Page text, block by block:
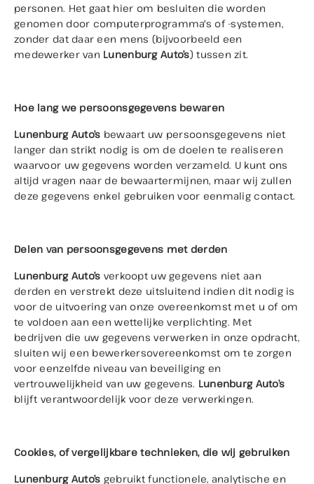
personen. Het gaat hier om besluiten die worden
genomen door computerprogramma's of -systemen,
zonder dat daar een mens (bijvoorbeeld een
medewerker van Lunenburg Auto’s) tussen zit.
Hoe lang we persoonsgegevens bewaren
Lunenburg Auto’s bewaart uw persoonsgegevens niet
langer dan strikt nodig is om de doelen te realiseren
waarvoor uw gegevens worden verzameld. U kunt ons
altijd vragen naar de bewaartermijnen, maar wij zullen
deze gegevens enkel gebruiken voor eenmalig contact.
Delen van persoonsgegevens met derden
Lunenburg Auto’s verkoopt uw gegevens niet aan
derden en verstrekt deze uitsluitend indien dit nodig is
voor de uitvoering van onze overeenkomst met u of om
te voldoen aan een wettelijke verplichting. Met
bedrijven die uw gegevens verwerken in onze opdracht,
sluiten wij een bewerkersovereenkomst om te zorgen
voor eenzelfde niveau van beveiliging en
vertrouwelijkheid van uw gegevens. Lunenburg Auto’s
blijft verantwoordelijk voor deze verwerkingen.
Cookies, of vergelijkbare technieken, die wij gebruiken
Lunenburg Auto’s gebruikt functionele, analytische en